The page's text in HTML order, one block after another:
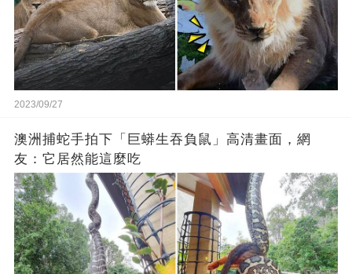
2023/09/27
澳洲捕蛇手拍下「巨蟒生吞負鼠」高清畫面，網
友：它居然能這麼吃